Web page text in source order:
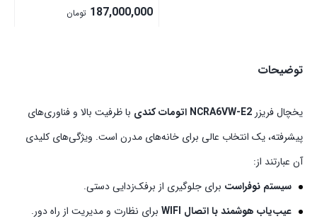
187,000,000 تومان
توضیحات
یخچال فریزر NCRA6VW-E2 اتومات کندی
با ظرفیت بالا و فناوری‌های
پیشرفته، یک انتخاب عالی برای خانه‌های مدرن است. ویژگی‌های کلیدی
آن عبارتند از:
سیستم نوفراست برای جلوگیری از برفک‌زدایی دستی.
عیب‌یاب هوشمند با اتصال WIFI
برای نظارت و مدیریت از راه دور.